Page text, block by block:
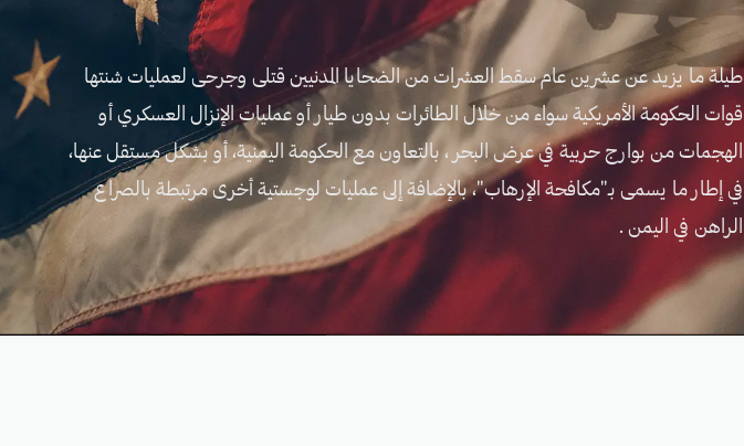
طيلة ما يزيد عن عشرين عام سقط العشرات من الضحايا المدنيين قتلى وجرحى لعمليات شنتها
قوات الحكومة الأمريكية سواء من خلال الطائرات بدون طيار أو عمليات الإنزال العسكري أو
الهجمات من بوارج حربية في عرض البحر ، بالتعاون مع الحكومة اليمنية، أو بشكل مستقل عنها،
في إطار ما يسمى بـ"مكافحة الإرهاب"، بالإضافة إلى عمليات لوجستية أخرى مرتبطة بالصراع
الراهن في اليمن .